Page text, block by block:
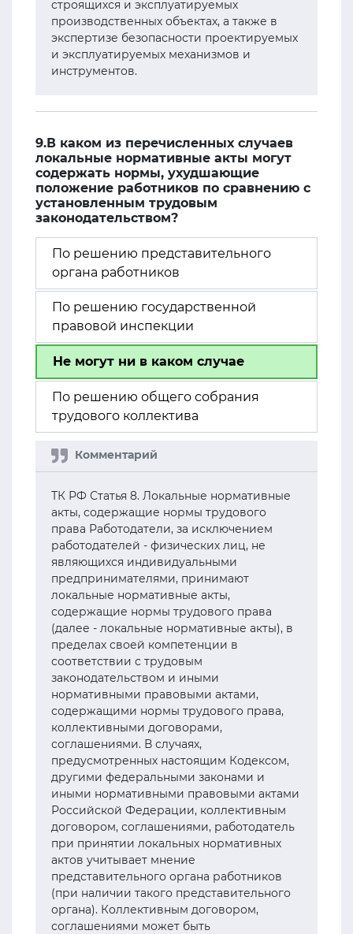
строящихся и эксплуатируемых
производственных объектах, а также в
экспертизе безопасности проектируемых
и эксплуатируемых механизмов и
инструментов.
9.В каком из перечисленных случаев
локальные нормативные акты могут
содержать нормы, ухудшающие
положение работников по сравнению с
установленным трудовым
законодательством?
По решению представительного
органа работников
По решению государственной
правовой инспекции
Не могут ни в каком случае
По решению общего собрания
трудового коллектива
ТК РФ Статья 8. Локальные нормативные
акты, содержащие нормы трудового
права Работодатели, за исключением
работодателей - физических лиц, не
являющихся индивидуальными
предпринимателями, принимают
локальные нормативные акты,
содержащие нормы трудового права
(далее - локальные нормативные акты), в
пределах своей компетенции в
соответствии с трудовым
законодательством и иными
нормативными правовыми актами,
содержащими нормы трудового права,
коллективными договорами,
соглашениями. В случаях,
предусмотренных настоящим Кодексом,
другими федеральными законами и
иными нормативными правовыми актами
Российской Федерации, коллективным
договором, соглашениями, работодатель
при принятии локальных нормативных
актов учитывает мнение
представительного органа работников
(при наличии такого представительного
органа). Коллективным договором,
соглашениями может быть